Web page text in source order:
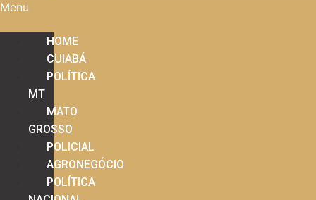
Menu
HOME
CUIABÁ
POLÍTICA
MT
MATO
GROSSO
POLICIAL
AGRONEGÓCIO
POLÍTICA